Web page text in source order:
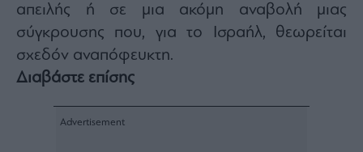
απειλής ή σε μια ακόμη αναβολή μιας
σύγκρουσης που, για το Ισραήλ, θεωρείται
σχεδόν αναπόφευκτη.
Διαβάστε επίσης